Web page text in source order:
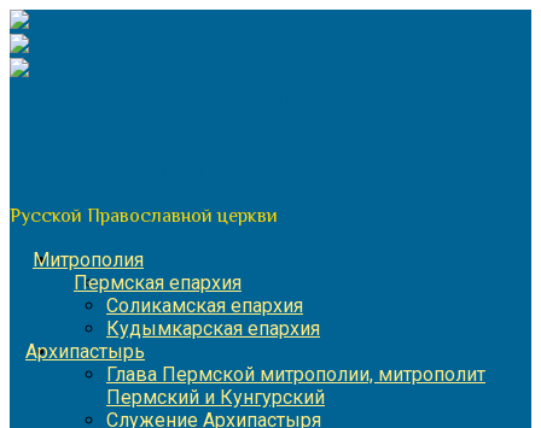
Перейти
к
содержимому
Русской Православной церкви
Митрополия
Пермская епархия
Соликамская епархия
Кудымкарская епархия
Архипастырь
Глава Пермской митрополии, митрополит
Пермский и Кунгурский
Служение Архипастыря